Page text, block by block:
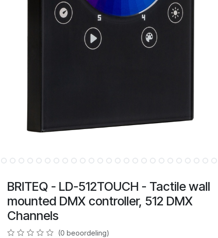
BRITEQ - LD-512TOUCH - Tactile wall
mounted DMX controller, 512 DMX
Channels
(0 beoordeling)